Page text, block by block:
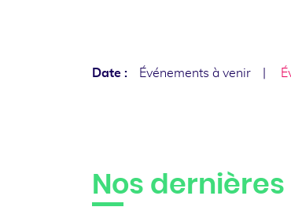
Date : Événements à venir
Nos